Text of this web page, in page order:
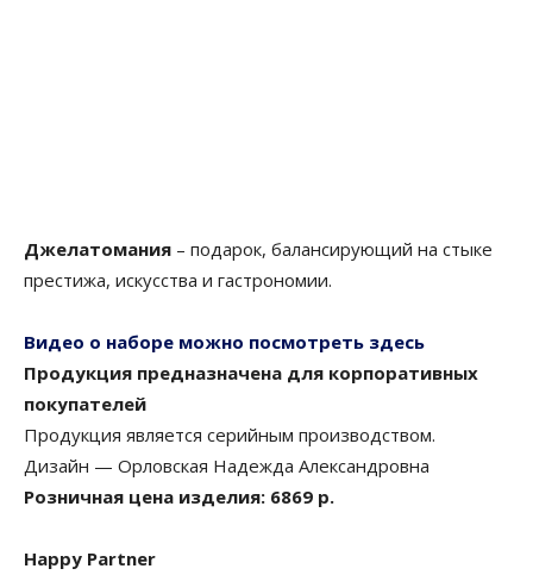
Джелатомания – подарок, балансирующий на стыке
престижа, искусства и гастрономии.
Видео о наборе можно посмотреть здесь
Продукция предназначена для корпоративных
покупателей
Продукция является серийным производством.
Дизайн — Орловская Надежда Александровна
Розничная цена изделия: 6869 р.
Happy Partner